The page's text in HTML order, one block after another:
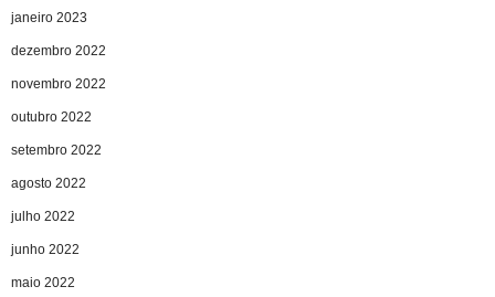
janeiro 2023
dezembro 2022
novembro 2022
outubro 2022
setembro 2022
agosto 2022
julho 2022
junho 2022
maio 2022